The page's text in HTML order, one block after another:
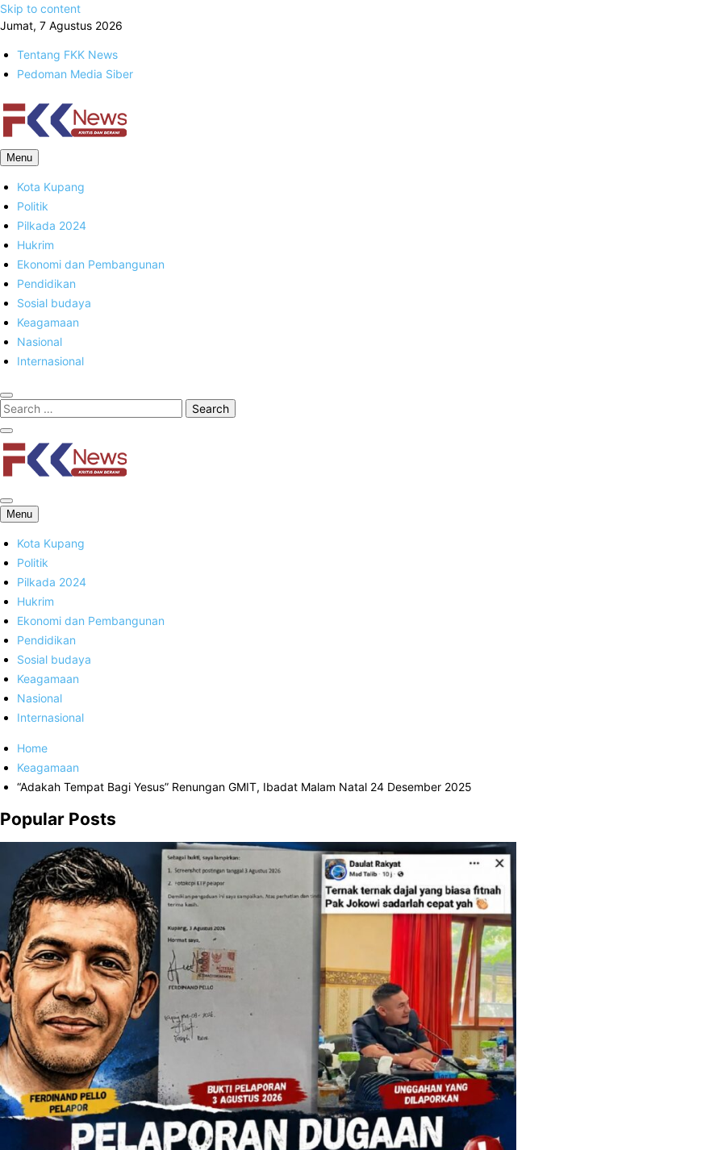
Skip to content
Jumat, 7 Agustus 2026
Tentang FKK News
Pedoman Media Siber
FKK News
Menu
Kota Kupang
Politik
Pilkada 2024
Hukrim
Ekonomi dan Pembangunan
Pendidikan
Sosial budaya
Keagamaan
Nasional
Internasional
FKK News
Menu
Kota Kupang
Politik
Pilkada 2024
Hukrim
Ekonomi dan Pembangunan
Pendidikan
Sosial budaya
Keagamaan
Nasional
Internasional
Home
Keagamaan
“Adakah Tempat Bagi Yesus” Renungan GMIT, Ibadat Malam Natal 24 Desember 2025
Popular Posts